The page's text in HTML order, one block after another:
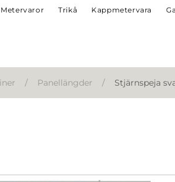
Metervaror Trikå Kappmetervara
/ Panellängder / Stjärnspeja